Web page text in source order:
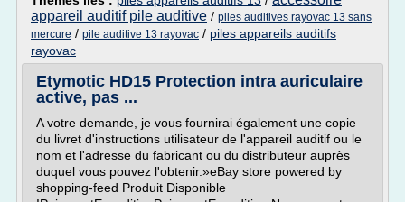
appareil auditif pile auditive / piles auditives rayovac 13 sans
mercure / pile auditive 13 rayovac / piles appareils auditifs
rayovac
Etymotic HD15 Protection intra auriculaire
active, pas ...
A votre demande, je vous fournirai également une copie
du livret d'instructions utilisateur de l'appareil auditif ou le
nom et l'adresse du fabricant ou du distributeur auprès
duquel vous pouvez l'obtenir.»eBay store powered by
shopping-feed Produit Disponible